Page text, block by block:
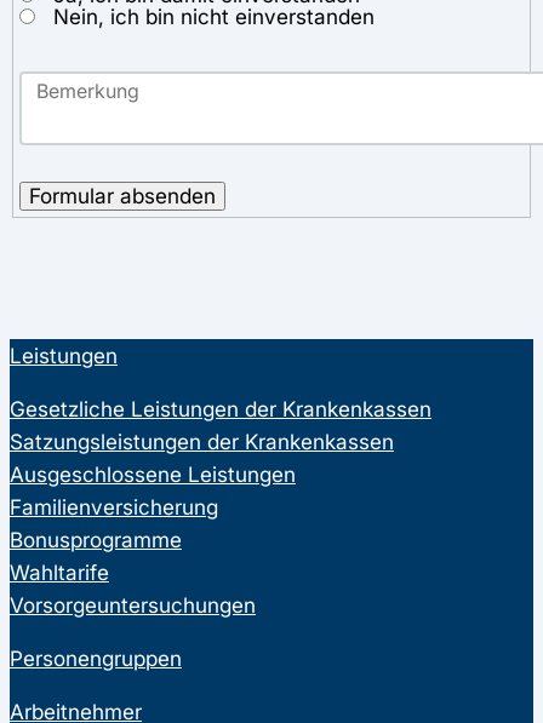
Nein, ich bin nicht einverstanden
Formular absenden
Leistungen
Gesetzliche Leistungen der Krankenkassen
Satzungsleistungen der Krankenkassen
Ausgeschlossene Leistungen
Familienversicherung
Bonusprogramme
Wahltarife
Vorsorgeuntersuchungen
Personengruppen
Arbeitnehmer